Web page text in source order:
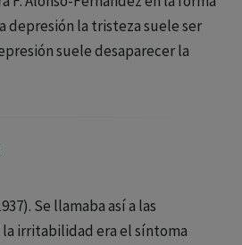
depresión la tristeza suele ser
suele desaparecer la
Se llamaba así a las
irritabilidad era el síntoma